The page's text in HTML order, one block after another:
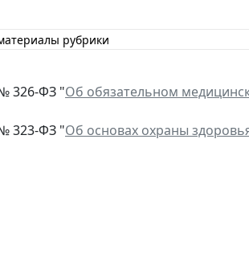
рубрики
326-ФЗ "Об обязательном
323-ФЗ "Об основах охраны